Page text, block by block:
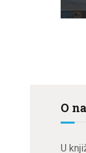
O
U